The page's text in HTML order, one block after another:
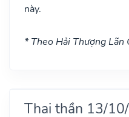
này.
* Theo Hải Thượng Lãn
Thai thần 13/